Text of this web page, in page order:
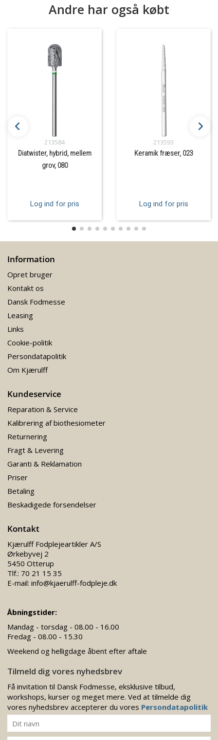
Andre har også købt
213584
Diatwister, hybrid, mellem
grov, 080
Log ind for pris
213593
Keramik fræser, 023
Log ind for pris
Information
Opret bruger
Kontakt os
Dansk Fodmesse
Leasing
Links
Cookie-politik
Persondatapolitik
Om Kjærulff
Kundeservice
Reparation & Service
Kalibrering af biothesiometer
Returnering
Fragt & Levering
Garanti & Reklamation
Priser
Betaling
Beskadigede forsendelser
Kontakt
Kjærulff Fodplejeartikler A/S
Ørkebyvej 2
5450 Otterup
Tlf.: 70 21 15 35
E-mail: info@kjaerulff-fodpleje.dk
Åbningstider:
Mandag - torsdag - 08.00 - 16.00
Fredag - 08.00 - 15.30
Weekend og helligdage åbent efter aftale
Tilmeld dig vores nyhedsbrev
Få invitation til Dansk Fodmesse, eksklusive tilbud,
workshops, kurser og meget mere. Ved at tilmelde dig
vores nyhedsbrev accepterer du vores Persondatapolitik